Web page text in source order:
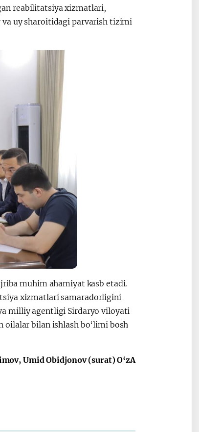
reabilitatsiya xizmatlari,
uy sharoitidagi parvarish tizimi
muhim ahamiyat kasb etadi.
xizmatlari samaradorligini
milliy agentligi Sirdaryo viloyati
oilalar bilan ishlash bo‘limi bosh
Umid Obidjonov (surat) O‘zA